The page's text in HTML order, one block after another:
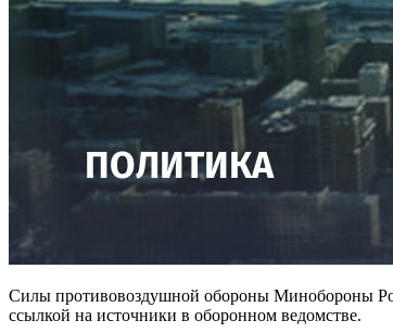
Силы противовоздушной обороны Минобороны
ссылкой на источники в оборонном ведомстве.